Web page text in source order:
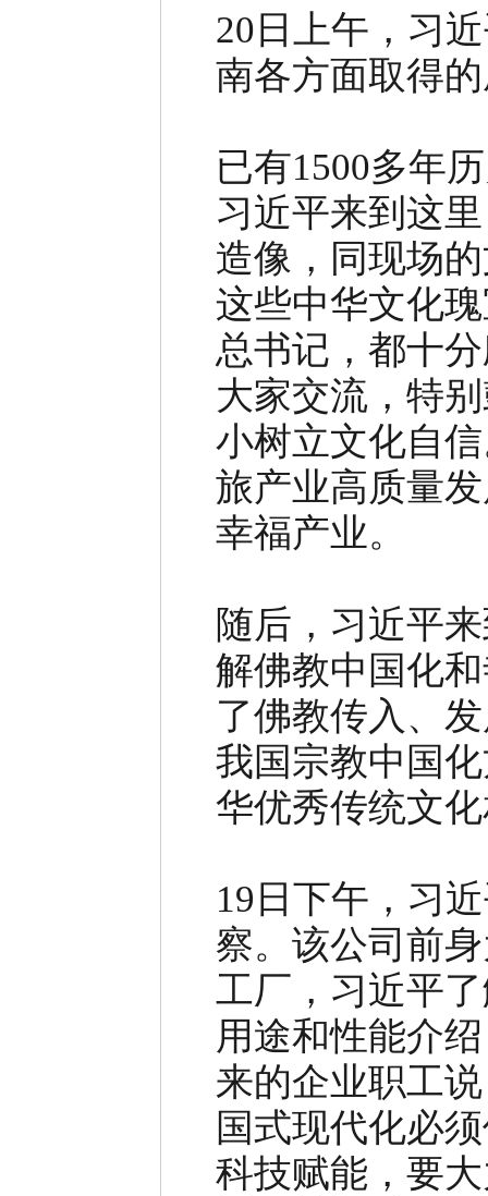
20日上午，习
南各方面取得
已有1500多年
习近平来到这
造像，同现场
这些中华文化
总书记，都十
大家交流，特
小树立文化自
旅产业高质量
幸福产业。
随后，习近平
解佛教中国化
了佛教传入、
我国宗教中国
华优秀传统文
19日下午，习
察。该公司前
工厂，习近平
用途和性能介
来的企业职工
国式现代化必
科技赋能，要